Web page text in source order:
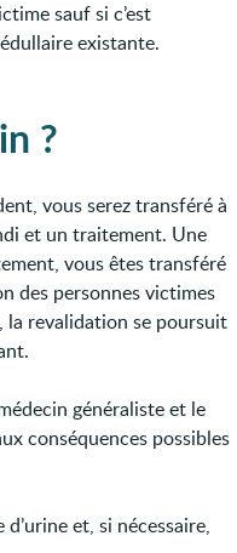
sauf si c’est
existante.
?
vous serez transféré à
et un traitement. Une
vous êtes transféré
des personnes victimes
la revalidation se poursuit
généraliste et le
conséquences possibles
et, si nécessaire,